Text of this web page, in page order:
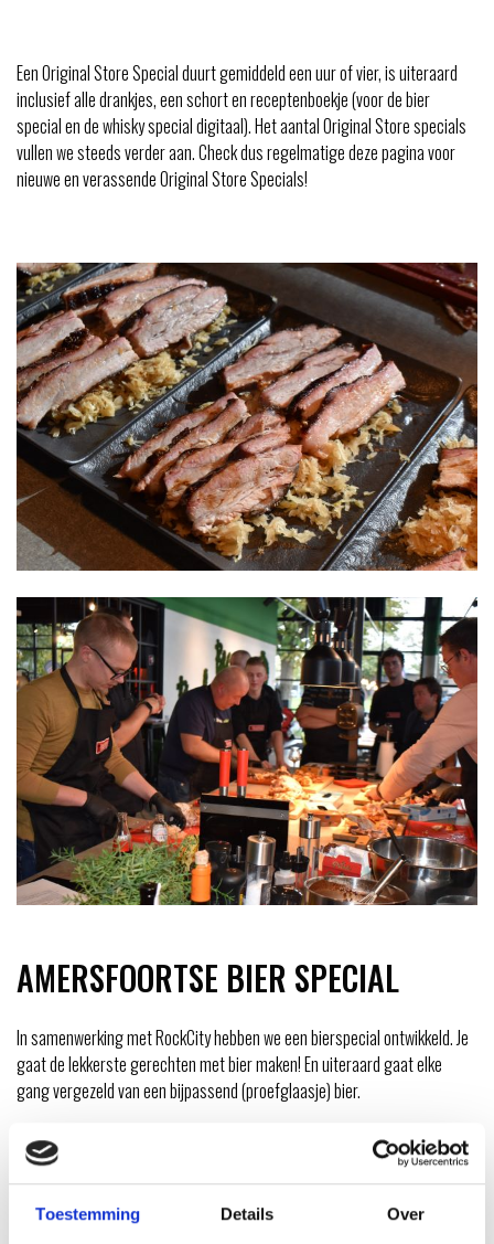
Toestemming Details Over
Een Original Store Special duurt gemiddeld een uur of vier, is uiteraard
inclusief alle drankjes, een schort en receptenboekje (voor de bier
special en de whisky special digitaal). Het aantal Original Store specials
vullen we steeds verder aan. Check dus regelmatige deze pagina voor
nieuwe en verassende Original Store Specials!
AMERSFOORTSE BIER SPECIAL
In samenwerking met RockCity hebben we een bierspecial ontwikkeld. Je
gaat de lekkerste gerechten met bier maken! En uiteraard gaat elke
gang vergezeld van een bijpassend (proefglaasje) bier.
SEPTEMBER
VRIJ ORIGINAL STORE BIER